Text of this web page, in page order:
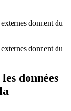
donnent du
donnent du
données